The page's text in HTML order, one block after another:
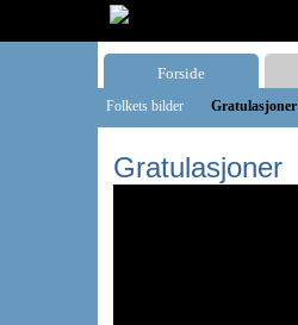
Forside
Folkets bilder Gratulasjoner
Gratulasjoner